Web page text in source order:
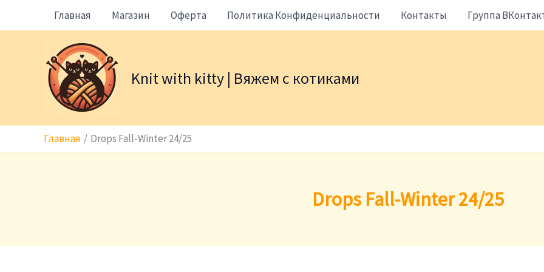
Главная Магазин Оферта Политика Конфиденциальности Контакты Группа
Knit with kitty | Вяжем с котиками
Главная Drops Fall-Winter 24/25
Drops Fall-Winter 24/25